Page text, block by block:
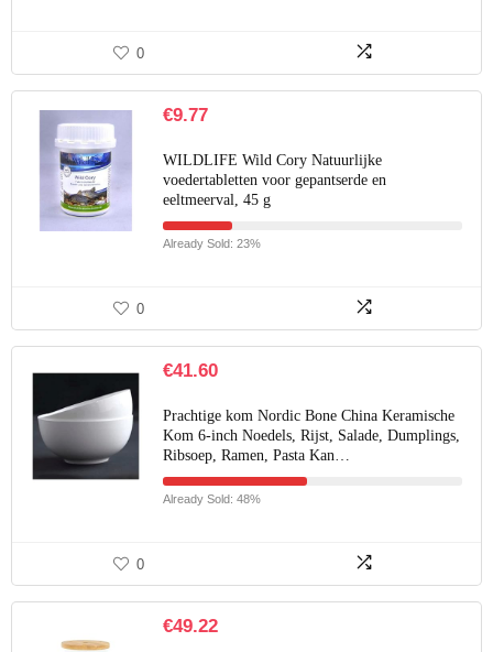
0
€9.77
WILDLIFE Wild Cory Natuurlijke
voedertabletten voor gepantserde en
eeltmeerval, 45 g
Already Sold: 23%
0
€41.60
Prachtige kom Nordic Bone China Keramische
Kom 6-inch Noedels, Rijst, Salade, Dumplings,
Ribsoep, Ramen, Pasta Kan…
Already Sold: 48%
0
€49.22